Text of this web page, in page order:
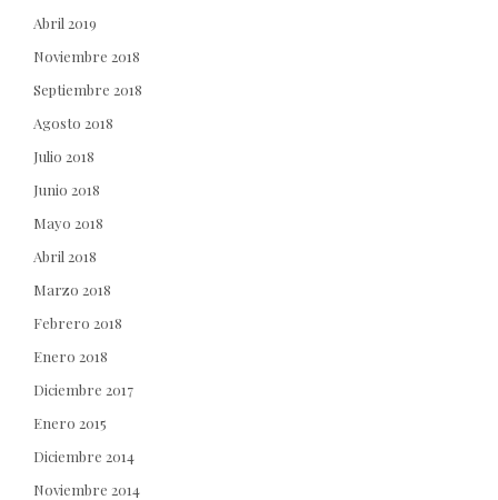
Abril 2019
Noviembre 2018
Septiembre 2018
Agosto 2018
Julio 2018
Junio 2018
Mayo 2018
Abril 2018
Marzo 2018
Febrero 2018
Enero 2018
Diciembre 2017
Enero 2015
Diciembre 2014
Noviembre 2014